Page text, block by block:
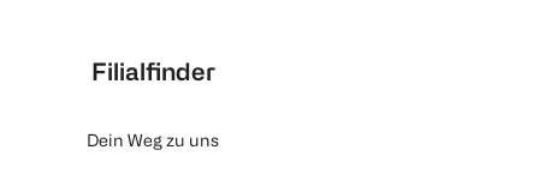
Filialfinder
Dein Weg zu uns